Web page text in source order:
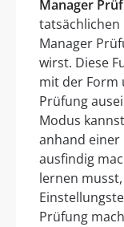
Manager
tatsächlichen
Manager
wirst. Diese
mit der Form
Prüfung
Modus
anhand einer
ausfindig
lernen
Prüfung